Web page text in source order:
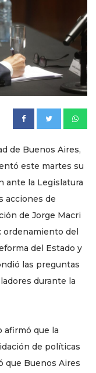
de Buenos Aires,
este martes su
ante la Legislatura
acciones de
de Jorge Macri
ordenamiento del
del Estado y
las preguntas
durante la
afirmó que la
de políticas
que Buenos Aires